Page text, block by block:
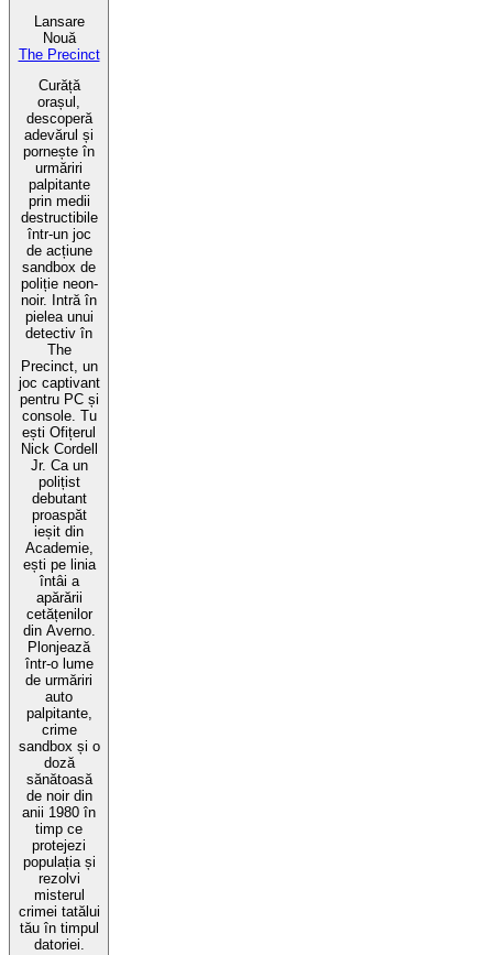
Lansare
Nouă
The Precinct
Curăță
orașul,
descoperă
adevărul și
pornește în
urmăriri
palpitante
prin medii
destructibile
într-un joc
de acțiune
sandbox de
poliție neon-
noir. Intră în
pielea unui
detectiv în
The
Precinct, un
joc captivant
pentru PC și
console. Tu
ești Ofițerul
Nick Cordell
Jr. Ca un
polițist
debutant
proaspăt
ieșit din
Academie,
ești pe linia
întâi a
apărării
cetățenilor
din Averno.
Plonjează
într-o lume
de urmăriri
auto
palpitante,
crime
sandbox și o
doză
sănătoasă
de noir din
anii 1980 în
timp ce
protejezi
populația și
rezolvi
misterul
crimei tatălui
tău în timpul
datoriei.